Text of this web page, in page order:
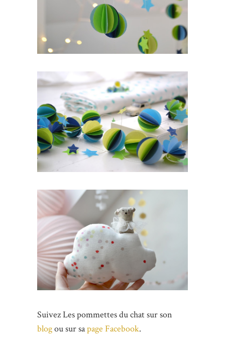
Suivez Les pommettes du chat sur son
blogou sur sapage Facebook.